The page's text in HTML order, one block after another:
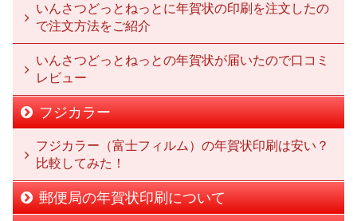
いんさつどっとねっとに年賀状の印刷を注文したの
で注文方法をご紹介
いんさつどっとねっとの年賀状が届いたので口コミ
レビュー
フジカラー
フジカラー（富士フィルム）の年賀状印刷は安い？
比較してみた！
郵便局の年賀状印刷について